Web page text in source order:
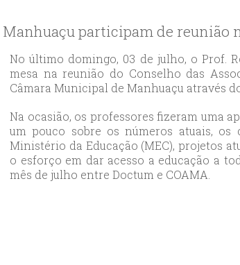
avcılar
escort
bagcılar
escort
beylikduzu
escort
bahcesehir
escort
umraniye
participam de reunião
No último domingo, 03 de julho, o Prof.
mesa na reunião do Conselho das
Câmara Municipal de Manhuaçu através
Na ocasião, os professores fizeram uma
um pouco sobre os números atuais, os
Ministério da Educação (MEC), projetos
o esforço em dar acesso a educação a
mês de julho entre Doctum e COAMA.